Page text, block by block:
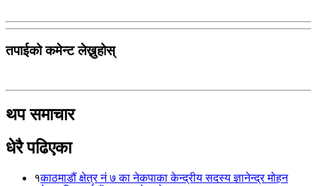
तपाईको कमेन्ट लेख्नुहोस्
थप समाचार
धेरै पढिएका
१काठमाडौं क्षेत्र नं ७ का नेकपाका केन्द्रीय सदस्य ज्ञानेन्द्र मोहन